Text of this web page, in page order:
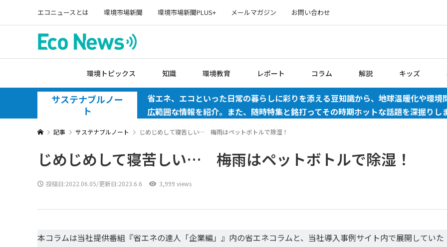
エコニュースとは 環境市場新聞 環境市場新聞PLUS+ メールマガジン お問い合わせ
環境トピックス 知識 環境教育 レポート コラム 解説 キッズ
サステナブルノー
ト
省エネ、エコといった日常の暮らしに彩りを添える豆知識から、地球温暖化や環
広範囲な情報を紹介。また、随時特集と銘打ってその時期ホットな話題を深掘りしま
記事 サステナブルノート じめじめして寝苦しい… 梅雨はペットボトルで除湿！
じめじめして寝苦しい… 梅雨はペットボトルで除湿！
投稿日:2022.06.05/更新日:2023.6.6 3,999 views
本コラムは当社提供番組『省エネの達人「企業編」』内の省エネコラムと、当社導入事例サイト内で展開していた